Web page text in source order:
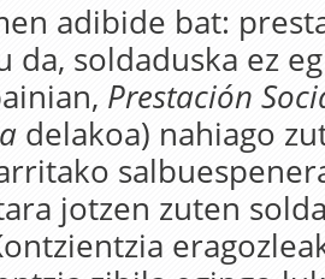
adibide bat:
da, soldaduska ez
Prestación
delakoa) nahiago
jotzen zuten